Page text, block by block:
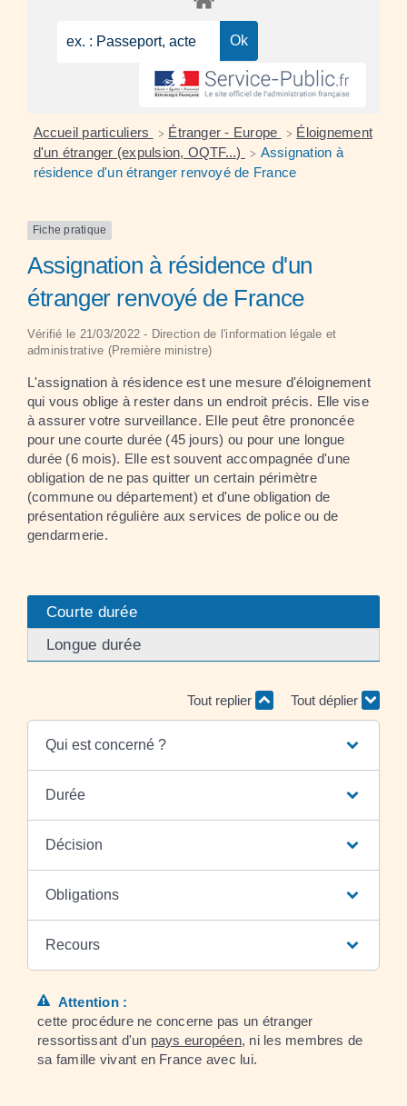
Accueil particuliers > Étranger - Europe > Éloignement
d'un étranger (expulsion, OQTF...)
> Assignation à
résidence d'un étranger renvoyé de France
Fiche pratique
Assignation à résidence d'un
étranger renvoyé de France
Vérifié le 21/03/2022 - Direction de l'information légale et
administrative (Première ministre)
L'assignation à résidence est une mesure d'éloignement
qui vous oblige à rester dans un endroit précis. Elle vise
à assurer votre surveillance. Elle peut être prononcée
pour une courte durée (45 jours) ou pour une longue
durée (6 mois). Elle est souvent accompagnée d'une
obligation de ne pas quitter un certain périmètre
(commune ou département) et d'une obligation de
présentation régulière aux services de police ou de
gendarmerie.
Courte durée
Longue durée
Tout replier Tout déplier
Qui est concerné ?
Durée
Décision
Obligations
Recours
Attention :
cette procédure ne concerne pas un étranger
ressortissant d'un pays européen, ni les membres de
sa famille vivant en France avec lui.